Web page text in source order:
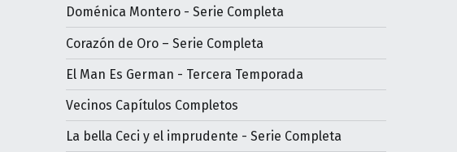
Doménica Montero - Serie Completa
Corazón de Oro – Serie Completa
El Man Es German - Tercera Temporada
Vecinos Capítulos Completos
La bella Ceci y el imprudente - Serie Completa